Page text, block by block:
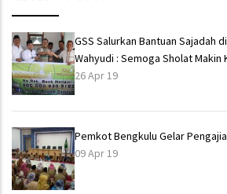
GSS Salurkan Bantuan Sajadah
Wahyudi : Semoga Sholat Makin
26 Apr 19
Pemkot Bengkulu Gelar
09 Apr 19